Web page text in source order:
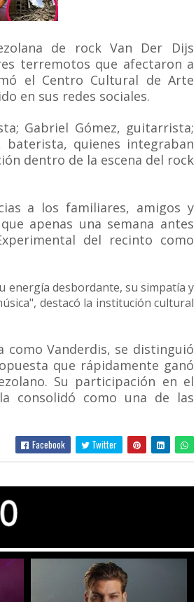
de rock Van Der Dijs
terremotos que afectaron a
el Centro Cultural de Arte
en sus redes sociales.
Gabriel Gómez, guitarrista;
baterista, quienes integraban
dentro de la escena del rock
a los familiares, amigos y
apenas una semana antes
del recinto como
energía desbordante, su simpatía y
destacó la institución cultural
como Vanderdis, se distinguió
que rápidamente ganó
Su participación en el
consolidó como una de las
Facebook Twitter